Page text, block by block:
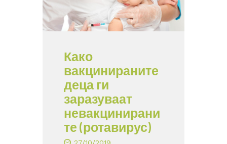
Како
вакцинираните
деца ги
заразуваат
невакцинирани
те (ротавирус)